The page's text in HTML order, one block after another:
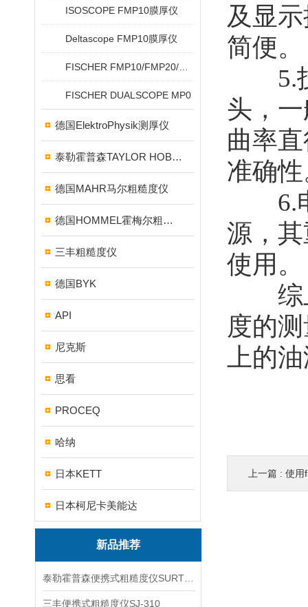
ISOSCOPE FMP10膜厚仪
Deltascope FMP10膜厚仪
FISCHER DUALSCOPE MP0
德国ElektroPhysik测厚仪
泰勒霍普森TAYLOR HOBSON粗糙度仪
德国MAHR马尔粗糙度仪
德国HOMMEL霍梅尔粗糙度仪
三丰粗糙度仪
德国BYK
API
尼克斯
思看
PROCEQ
哈纳
日本KETT
日本柯尼卡美能达
新品推荐
三丰便携式粗糙度仪SJ-310
及显
简便。
5.技
头，
曲率
准确
6.电
源，
使用。
综上
度的
上的
上一篇 : 使用